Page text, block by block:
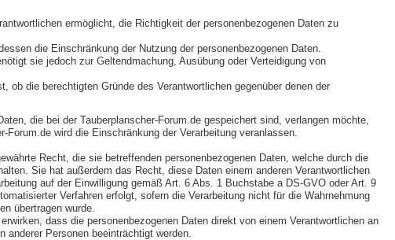
ermöglicht, die Richtigkeit der personenbezogenen Daten zu
die Einschränkung der Nutzung der personenbezogenen Daten.
sie jedoch zur Geltendmachung, Ausübung oder Verteidigung von
die berechtigten Gründe des Verantwortlichen gegenüber denen der
die bei der Tauberplanscher-Forum.de gespeichert sind, verlangen möchte,
wird die Einschränkung der Verarbeitung veranlassen.
Recht, die sie betreffenden personenbezogenen Daten, welche durch die
Sie hat außerdem das Recht, diese Daten einem anderen Verantwortlichen
auf der Einwilligung gemäß Art. 6 Abs. 1 Buchstabe a DS-GVO oder Art. 9
Verfahren erfolgt, sofern die Verarbeitung nicht für die Wahrnehmung
übertragen wurde.
dass die personenbezogenen Daten direkt von einem Verantwortlichen an
anderer Personen beeinträchtigt werden.